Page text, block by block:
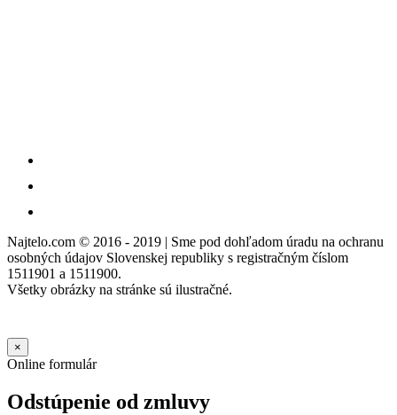
Najtelo.com © 2016 - 2019 | Sme pod dohľadom úradu na ochranu
osobných údajov Slovenskej republiky s registračným číslom
1511901 a 1511900.
Všetky obrázky na stránke sú ilustračné.
×
Online formulár
Odstúpenie od zmluvy